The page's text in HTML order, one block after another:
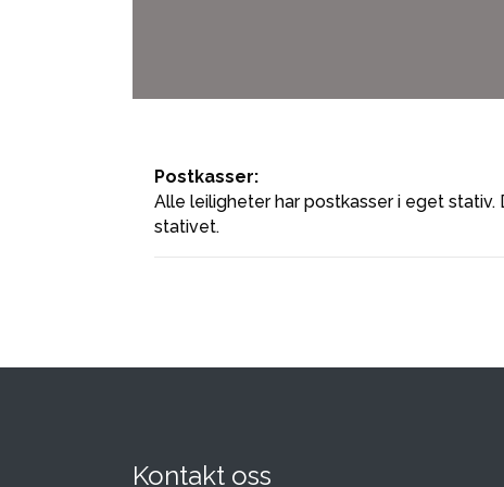
Postkasser:
Alle leiligheter har postkasser i eget
stativet.
Kontakt oss